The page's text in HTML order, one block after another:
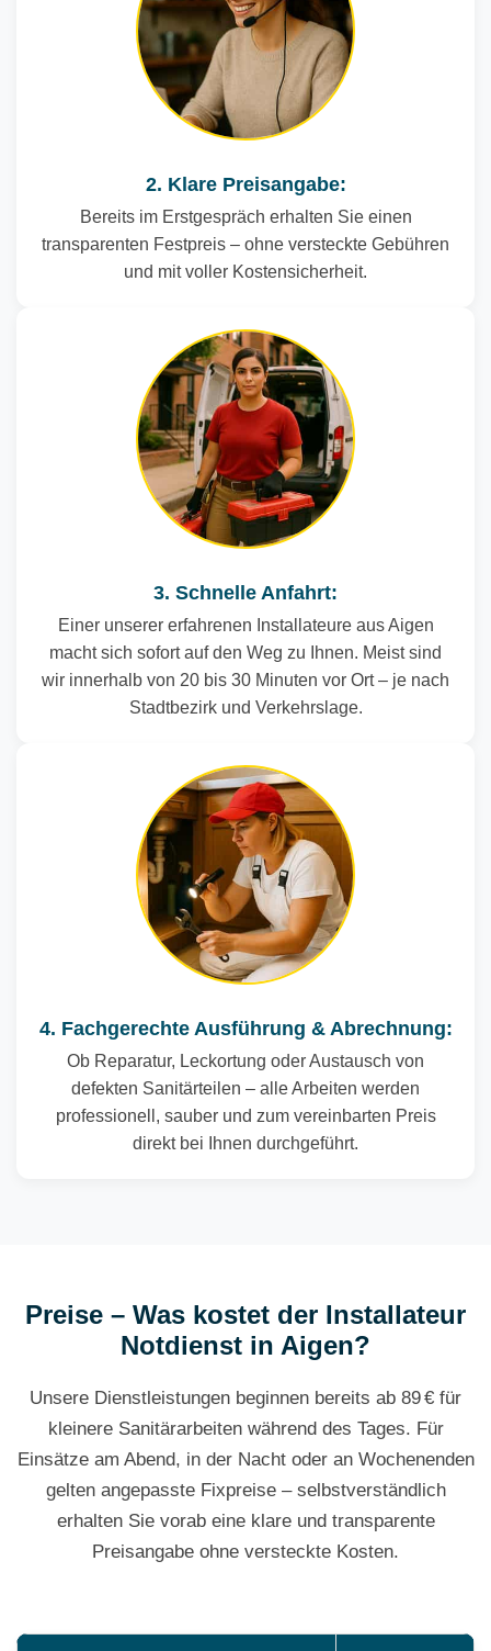
2. Klare Preisangabe:
Bereits im Erstgespräch erhalten Sie einen
transparenten Festpreis – ohne versteckte Gebühren
und mit voller Kostensicherheit.
3. Schnelle Anfahrt:
Einer unserer erfahrenen Installateure aus Aigen
macht sich sofort auf den Weg zu Ihnen. Meist sind
wir innerhalb von 20 bis 30 Minuten vor Ort – je nach
Stadtbezirk und Verkehrslage.
4. Fachgerechte Ausführung & Abrechnung:
Ob Reparatur, Leckortung oder Austausch von
defekten Sanitärteilen – alle Arbeiten werden
professionell, sauber und zum vereinbarten Preis
direkt bei Ihnen durchgeführt.
Preise – Was kostet der Installateur
Notdienst in Aigen?
Unsere Dienstleistungen beginnen bereits ab 89 € für
kleinere Sanitärarbeiten während des Tages. Für
Einsätze am Abend, in der Nacht oder an Wochenenden
gelten angepasste Fixpreise – selbstverständlich
erhalten Sie vorab eine klare und transparente
Preisangabe ohne versteckte Kosten.